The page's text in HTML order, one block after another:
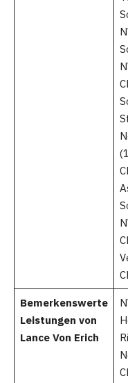
Bemerkenswerte
Leistungen von
Lance Von Erich